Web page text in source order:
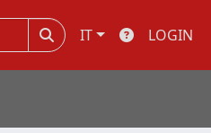
IT LOGIN